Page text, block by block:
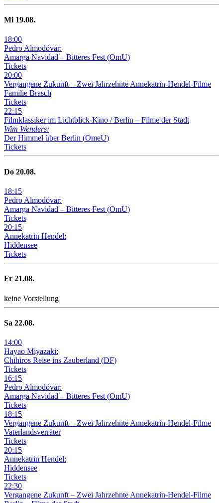
Mi 19.08.
18:00
Pedro Almodóvar:
Amarga Navidad – Bitteres Fest(OmU)
Tickets
20:00
Vergangene Zukunft – Zwei Jahrzehnte Annekatrin-Hendel-Filme
Familie Brasch
Tickets
22:15
Filmklassiker im Lichtblick-Kino /Berlin – Filme der Stadt
Wim Wenders:
Der Himmel über Berlin (OmeU)
Tickets
Do 20.08.
18:15
Pedro Almodóvar:
Amarga Navidad – Bitteres Fest (OmU)
Tickets
20:15
Annekatrin Hendel:
Hiddensee
Tickets
Fr 21.08.
keine Vorstellung
Sa 22.08.
14:00
Hayao Miyazaki:
Chihiros Reise ins Zauberland (DF)
Tickets
16:15
Pedro Almodóvar:
Amarga Navidad – Bitteres Fest (OmU)
Tickets
18:15
Vergangene Zukunft – Zwei Jahrzehnte Annekatrin-Hendel-Filme
Vaterlandsverräter
Tickets
20:15
Annekatrin Hendel:
Hiddensee
Tickets
22:30
Vergangene Zukunft – Zwei Jahrzehnte Annekatrin-Hendel-Filme